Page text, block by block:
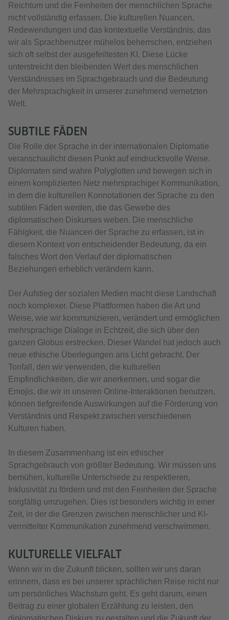
Reichtum und die Feinheiten der menschlichen Sprache
nicht vollständig erfassen. Die kulturellen Nuancen,
Redewendungen und das kontextuelle Verständnis, das
wir als Sprachbenutzer mühelos beherrschen, entziehen
sich oft selbst der ausgefeiltesten KI. Diese Lücke
unterstreicht den bleibenden Wert des menschlichen
Verständnisses im Sprachgebrauch und die Bedeutung
der Mehrsprachigkeit in unserer zunehmend vernetzten
Welt.
SUBTILE FÄDEN
Die Rolle der Sprache in der internationalen Diplomatie
veranschaulicht diesen Punkt auf eindrucksvolle Weise.
Diplomaten sind wahre Polyglotten und bewegen sich in
einem komplizierten Netz mehrsprachiger Kommunikation,
in dem die kulturellen Konnotationen der Sprache zu den
subtilen Fäden werden, die das Gewebe des
diplomatischen Diskurses weben. Die menschliche
Fähigkeit, die Nuancen der Sprache zu erfassen, ist in
diesem Kontext von entscheidender Bedeutung, da ein
falsches Wort den Verlauf der diplomatischen
Beziehungen erheblich verändern kann.
Der Aufstieg der sozialen Medien macht diese Landschaft
noch komplexer. Diese Plattformen haben die Art und
Weise, wie wir kommunizieren, verändert und ermöglichen
mehrsprachige Dialoge in Echtzeit, die sich über den
ganzen Globus erstrecken. Dieser Wandel hat jedoch auch
neue ethische Überlegungen ans Licht gebracht. Der
Tonfall, den wir verwenden, die kulturellen
Empfindlichkeiten, die wir anerkennen, und sogar die
Emojis, die wir in unseren Online-Interaktionen benutzen,
können tiefgreifende Auswirkungen auf die Förderung von
Verständnis und Respekt zwischen verschiedenen
Kulturen haben.
In diesem Zusammenhang ist ein ethischer
Sprachgebrauch von größter Bedeutung. Wir müssen uns
bemühen, kulturelle Unterschiede zu respektieren,
Inklusivität zu fördern und mit den Feinheiten der Sprache
sorgfältig umzugehen. Dies ist besonders wichtig in einer
Zeit, in der die Grenzen zwischen menschlicher und KI-
vermittelter Kommunikation zunehmend verschwimmen.
KULTURELLE VIELFALT
Wenn wir in die Zukunft blicken, sollten wir uns daran
erinnern, dass es bei unserer sprachlichen Reise nicht nur
um persönliches Wachstum geht. Es geht darum, einen
Beitrag zu einer globalen Erzählung zu leisten, den
diplomatischen Diskurs zu gestalten und die Zukunft der